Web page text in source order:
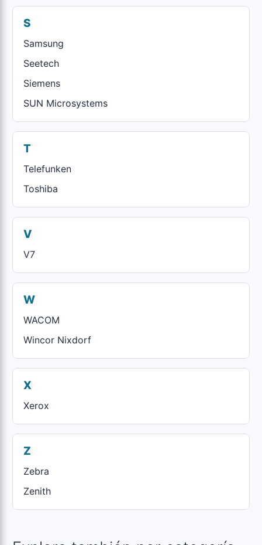
S
Samsung
Seetech
Siemens
SUN Microsystems
T
Telefunken
Toshiba
V
V7
W
WACOM
Wincor Nixdorf
X
Xerox
Z
Zebra
Zenith